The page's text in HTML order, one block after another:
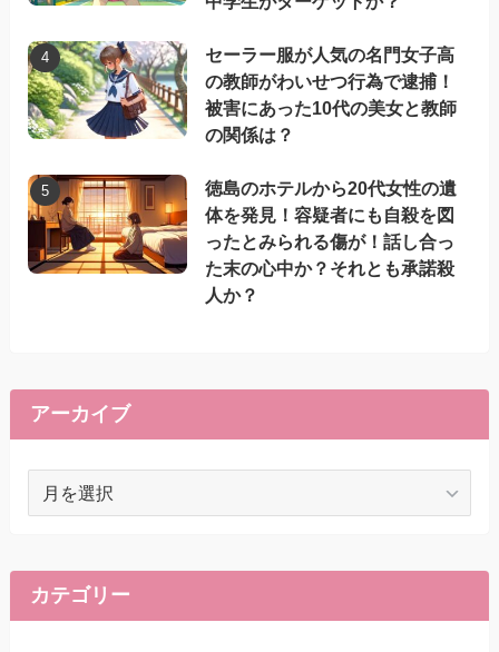
セーラー服が人気の名門女子高
の教師がわいせつ行為で逮捕！
被害にあった10代の美女と教師
の関係は？
徳島のホテルから20代女性の遺
体を発見！容疑者にも自殺を図
ったとみられる傷が！話し合っ
た末の心中か？それとも承諾殺
人か？
アーカイブ
ブ
カテゴリー